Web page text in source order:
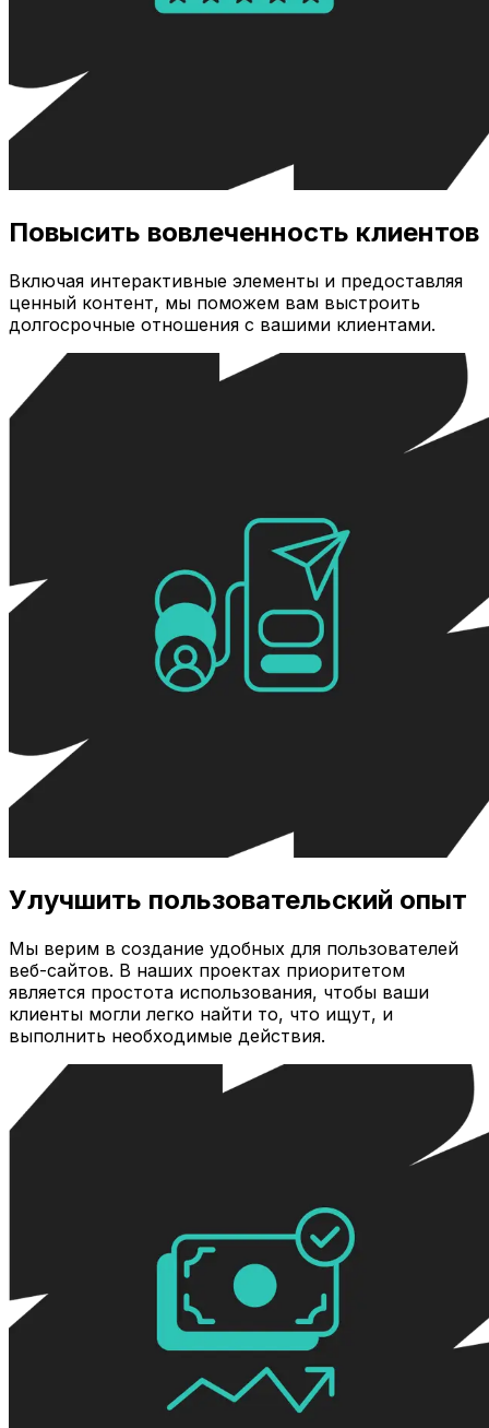
Повысить вовлеченность клиентов
Включая интерактивные элементы и предоставляя
ценный контент, мы поможем вам выстроить
долгосрочные отношения с вашими клиентами.
Улучшить пользовательский опыт
Мы верим в создание удобных для пользователей
веб-сайтов. В наших проектах приоритетом
является простота использования, чтобы ваши
клиенты могли легко найти то, что ищут, и
выполнить необходимые действия.